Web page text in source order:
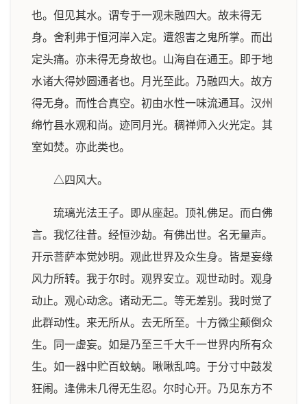
也。但见其水。谓专于一观未融四大。故未得无
身。舍利弗于恒河岸入定。遭怨害之鬼所掌。而出
定头痛。亦未得无身故也。山海自在通王。即于地
水诸大得妙圆通者也。月光至此。乃融四大。故方
得无身。而性合真空。初由水性一味流通耳。汉州
绵竹县水观和尚。迹同月光。稠禅师入火光定。其
室如焚。亦此类也。
△四风大。
琉璃光法王子。即从座起。顶礼佛足。而白佛
言。我忆往昔。经恒沙劫。有佛出世。名无量声。
开示菩萨本觉妙明。观此世界及众生身。皆是妄缘
风力所转。我于尔时。观界安立。观世动时。观身
动止。观心动念。诸动无二。等无差别。我时觉了
此群动性。来无所从。去无所至。十方微尘颠倒众
生。同一虚妄。如是乃至三千大千一世界内所有众
生。如一器中贮百蚊蚋。啾啾乱鸣。于分寸中鼓发
狂闹。逢佛未几得无生忍。尔时心开。乃见东方不